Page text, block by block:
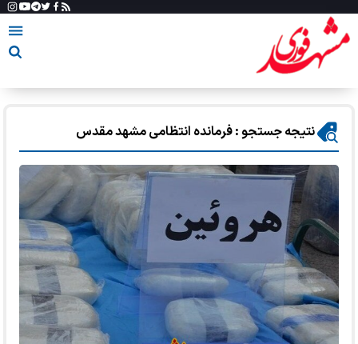
نتیجه جستجو : فرمانده انتظامی مشهد مقدس